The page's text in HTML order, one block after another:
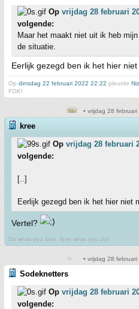
Op vrijdag 28 februari
volgende:
Maar het maakt niet uit ik heb
de situatie.
Eerlijk gezegd ben ik het hier niet
Op dinsdag 22 februari 2022 22:22 pleurde
FOK!
• vrijdag 28
kree
Op vrijdag 28 februari
volgende:
[..]
Eerlijk gezegd ben ik het hier niet
Vertel?
Do what you love, love what you do!
• vrijdag 28
Sodeknetters
Op vrijdag 28 februari
volgende: